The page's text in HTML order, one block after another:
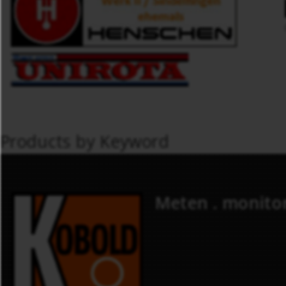
Products by Keyword
Meten .